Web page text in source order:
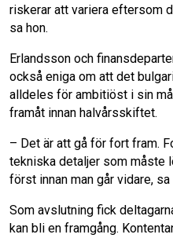
riskerar att variera eftersom
sa hon.
Erlandsson och
också eniga om att det
alldeles för ambitiöst i sin
framåt innan halvårsskiftet.
– Det är att gå för fort fram.
tekniska detaljer som måste
först innan man går vidare, sa
Som avslutning fick
kan bli en framgång.